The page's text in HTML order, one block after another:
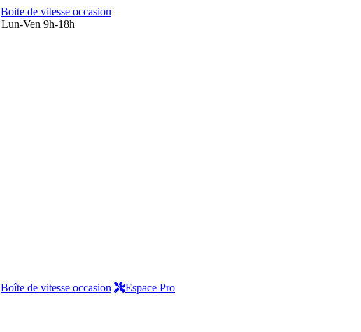
Boite de vitesse occasion
Lun-Ven 9h-18h
Boîte de vitesse occasion
Espace Pro